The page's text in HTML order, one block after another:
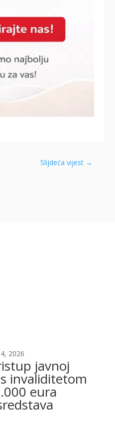
Slijdeća vijest →
2026
javnoj
invaliditetom
eura